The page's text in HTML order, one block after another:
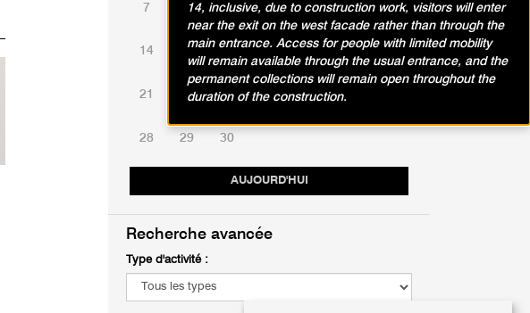
AUJOURD'HUI
7 8 9 10 11 12 13
14 15 16 17 18 19 20
21 22 23 24 25 26
28 29 30
Recherche avancée
Type d'activité :
14, inclusive, due to construction work, visitors will enter
near the exit on the west facade rather than through the
main entrance. Access for people with limited mobility
will remain available through the usual entrance, and the
permanent collections will remain open throughout the
duration of the construction.